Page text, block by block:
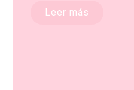
Leer más